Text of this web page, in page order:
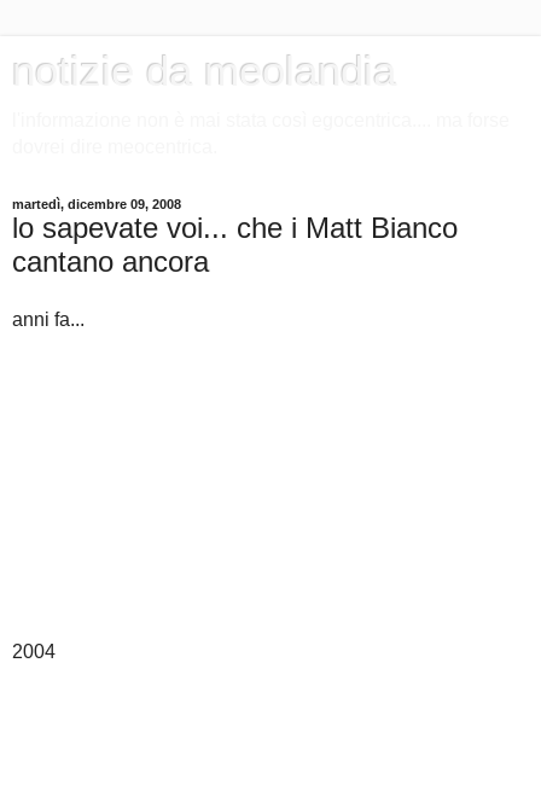
notizie da meolandia
martedì, dicembre 09, 2008
lo sapevate voi... che i Matt Bianco
cantano ancora
anni fa...
2004